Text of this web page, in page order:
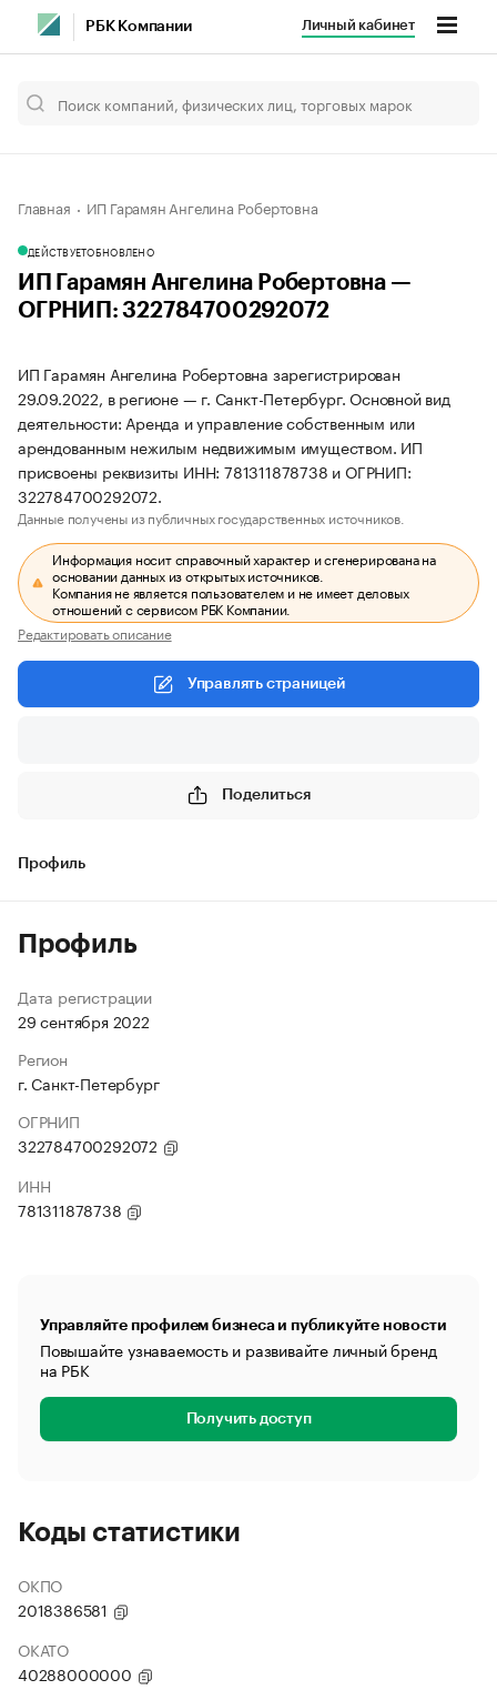
РБК Компании Личный кабинет
Главная ИП Гарамян Ангелина Робертовна
ДЕЙСТВУЕТОБНОВЛЕНО
ИП Гарамян Ангелина Робертовна —
ОГРНИП: 322784700292072
ИП Гарамян Ангелина Робертовна зарегистрирован
29.09.2022, в регионе — г. Санкт-Петербург. Основной вид
деятельности: Аренда и управление собственным или
арендованным нежилым недвижимым имуществом. ИП
присвоены реквизиты ИНН: 781311878738 и ОГРНИП:
322784700292072.
Данные получены из публичных государственных источников.
Информация носит справочный характер и сгенерирована на
основании данных из открытых источников.
Компания не является пользователем и не имеет деловых
отношений с сервисом РБК Компании.
Редактировать описание
Управлять страницей
Поделиться
Профиль
Профиль
Дата регистрации
29 сентября 2022
Регион
г. Санкт-Петербург
ОГРНИП
322784700292072
ИНН
781311878738
Управляйте профилем бизнеса и публикуйте новости
Повышайте узнаваемость и развивайте личный бренд
на РБК
Получить доступ
Коды статистики
ОКПО
2018386581
ОКАТО
40288000000